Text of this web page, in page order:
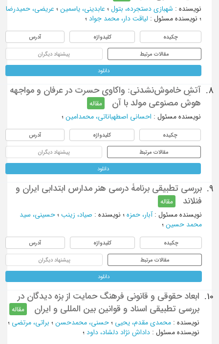
نویسنده: شهبازی دستجرده، بتول ؛ عابدینی، یاسمین؛ عریضی، حمیدرضا
؛ نویسنده مسئول : لیاقت دار، محمد جواد؛
چکیده کلیدواژه آدرس
مقالات مرتبط پیشنهاد دیگران
دانلود
8.
آتشِ خاموش‌نشدنی: واکاوی حسرت در عرفان و مواجهه
هوش مصنوعی مولد با آن
مقاله
نویسنده مسئول : احسانی اصطهباناتی، محمدامین؛
چکیده کلیدواژه آدرس
مقالات مرتبط پیشنهاد دیگران
دانلود
9.
بررسی تطبیقی برنامۀ درسی هنر مدارس ابتدابی ایران و
فنلاند
مقاله
نویسنده مسئول : آبار، حمزه؛ نویسنده: صیاد، زینب؛ حسینی، سید
محمد حسین؛
چکیده کلیدواژه آدرس
مقالات مرتبط پیشنهاد دیگران
دانلود
10.
ابعاد حقوقی و قانونی فرهنگ حمایت از بزه دیدگان در
بررسی تطبیقی اسناد و قوانین بین المللی و ایران
مقاله
نویسنده: محمدی مقدم، یحیی ؛ حسنی، محمدحسن؛ براتی، مرتضی ؛
نویسنده مسئول : داداش نژاد دلشاد، داود؛